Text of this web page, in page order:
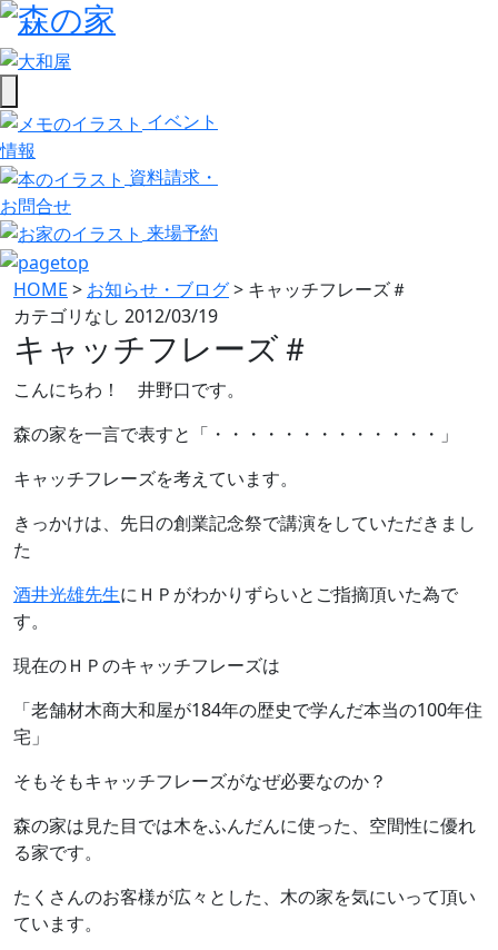
イベント
情報
資料請求・
お問合せ
来場予約
HOME > お知らせ・ブログ> キャッチフレーズ＃
カテゴリなし 2012/03/19
キャッチフレーズ＃
こんにちわ！ 井野口です。
森の家を一言で表すと「・・・・・・・・・・・・・」
キャッチフレーズを考えています。
きっかけは、先日の創業記念祭で講演をしていただきまし
た
酒井光雄先生にＨＰがわかりずらいとご指摘頂いた為で
す。
現在のＨＰのキャッチフレーズは
「老舗材木商大和屋が184年の歴史で学んだ本当の100年住
宅」
そもそもキャッチフレーズがなぜ必要なのか？
森の家は見た目では木をふんだんに使った、空間性に優れ
る家です。
たくさんのお客様が広々とした、木の家を気にいって頂い
ています。